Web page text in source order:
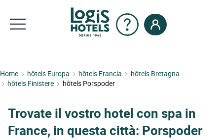
Home hôtels Europa hôtels Francia
hôtels Bretagna
hôtels Finistere
hôtels Porspoder
Trovate il vostro hotel con spa in
France, in questa città: Porspoder